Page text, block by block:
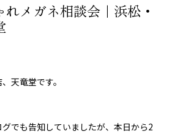
メガネ相談会｜浜松・
天竜堂です。
でも告知していましたが、本日から2